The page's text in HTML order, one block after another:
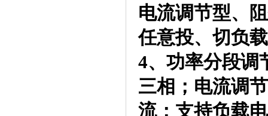
电流调节型、
任意投、切负
4、功率分段调
三相；电流调
流；支持负载